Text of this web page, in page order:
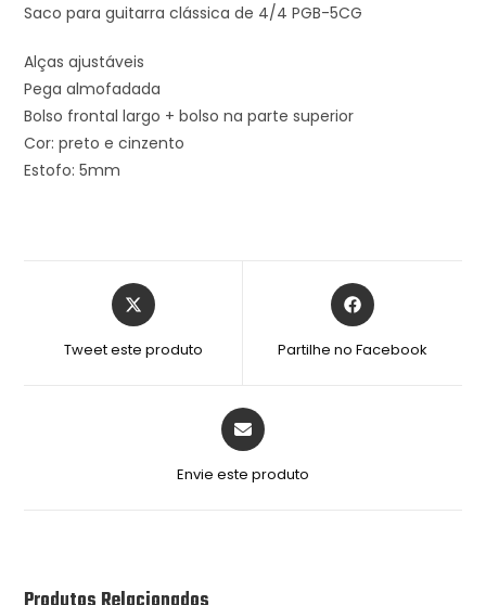
Saco para guitarra clássica de 4/4 PGB-5CG
Alças ajustáveis
Pega almofadada
Bolso frontal largo + bolso na parte superior
Cor: preto e cinzento
Estofo: 5mm
Tweet este produto Partilhe no Facebook
Envie este produto